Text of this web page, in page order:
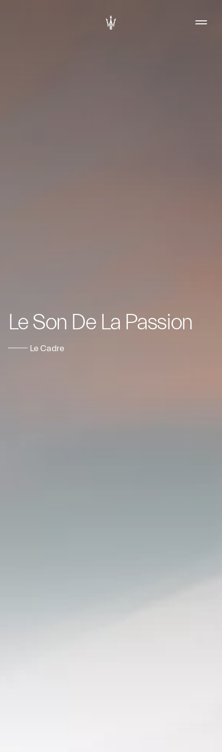
Le Son De La Passion
Le Cadre